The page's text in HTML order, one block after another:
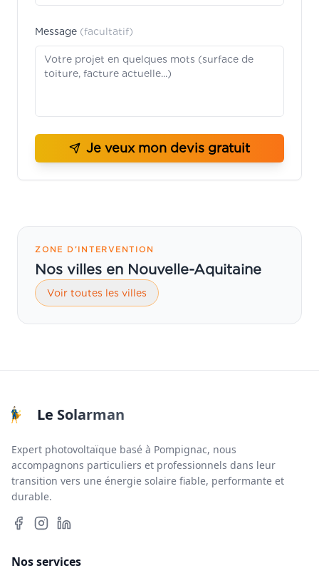
Message (facultatif)
Je veux mon devis gratuit
ZONE D’INTERVENTION
Nos villes en Nouvelle-Aquitaine
Voir toutes les villes
Le Solarman
Expert photovoltaïque basé à Pompignac, nous
accompagnons particuliers et professionnels dans leur
transition vers une énergie solaire fiable, performante et
durable.
Nos services